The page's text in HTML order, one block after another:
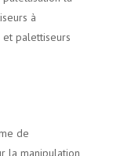
à
palettiseurs
de
la manipulation